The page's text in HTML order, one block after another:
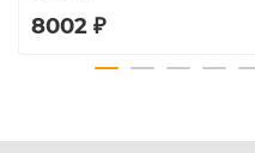
8002 ₽